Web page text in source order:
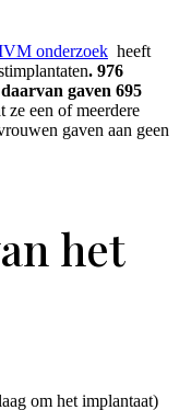
onderzoek heeft
. 976
gaven 695
ze een of meerdere
gaven aan geen
het
om het implantaat)